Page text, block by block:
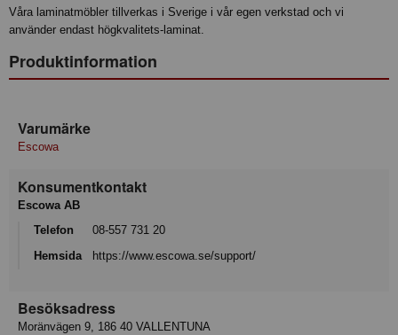
Våra laminatmöbler tillverkas i Sverige i vår egen verkstad och vi
använder endast högkvalitets-laminat.
Produktinformation
Varumärke
Escowa
Konsumentkontakt
Escowa AB
Telefon
08-557 731 20
Hemsida
https://www.escowa.se/support/
Besöksadress
Moränvägen 9, 186 40 VALLENTUNA